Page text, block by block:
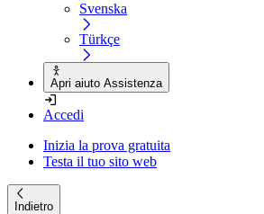
Svenska
Türkçe
Apri aiuto Assistenza
Accedi
Inizia la prova gratuita
Testa il tuo sito web
Indietro